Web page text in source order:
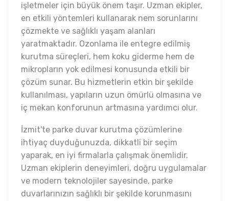
işletmeler için büyük önem taşır. Uzman ekipler,
en etkili yöntemleri kullanarak nem sorunlarını
çözmekte ve sağlıklı yaşam alanları
yaratmaktadır. Ozonlama ile entegre edilmiş
kurutma süreçleri, hem koku giderme hem de
mikropların yok edilmesi konusunda etkili bir
çözüm sunar. Bu hizmetlerin etkin bir şekilde
kullanılması, yapıların uzun ömürlü olmasına ve
iç mekan konforunun artmasına yardımcı olur.
İzmit'te parke duvar kurutma çözümlerine
ihtiyaç duyduğunuzda, dikkatli bir seçim
yaparak, en iyi firmalarla çalışmak önemlidir.
Uzman ekiplerin deneyimleri, doğru uygulamalar
ve modern teknolojiler sayesinde, parke
duvarlarınızın sağlıklı bir şekilde korunmasını